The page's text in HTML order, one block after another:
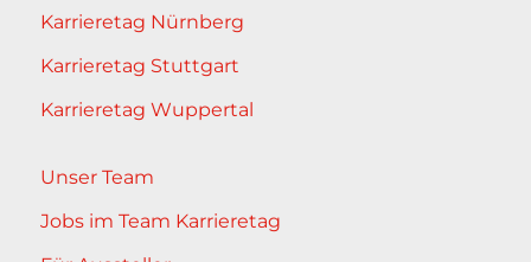
Karrieretag Nürnberg
Karrieretag Stuttgart
Karrieretag Wuppertal
Unser Team
Jobs im Team Karrieretag